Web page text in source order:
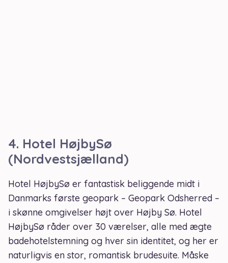
4. Hotel HøjbySø
(Nordvestsjælland)
Hotel HøjbySø er fantastisk beliggende midt i
Danmarks første geopark – Geopark Odsherred –
i skønne omgivelser højt over Højby Sø. Hotel
HøjbySø råder over 30 værelser, alle med ægte
badehotelstemning og hver sin identitet, og her er
naturligvis en stor, romantisk brudesuite. Måske